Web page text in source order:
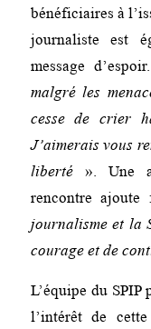
bénéficiaires à
journaliste est
message
malgré les
cesse de crier
J’aimerais vous
liberté». Une
rencontre ajoute
journalisme et la
courage et de
L’équipe du SPIP
l’intérêt de